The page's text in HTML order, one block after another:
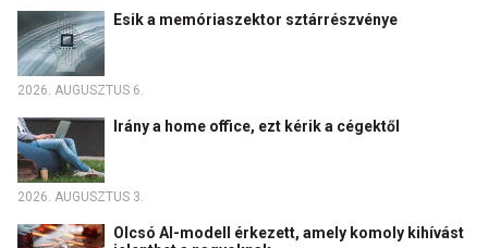
Esik a memóriaszektor sztárrészvénye
2026. AUGUSZTUS 6.
Irány a home office, ezt kérik a cégektől
2026. AUGUSZTUS 3.
Olcsó AI-modell érkezett, amely komoly kihívást